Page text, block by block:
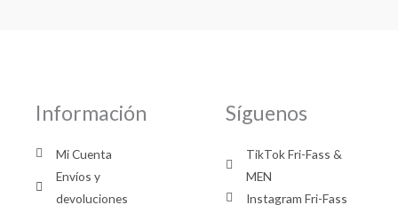
Información
Mi Cuenta
Envíos y
devoluciones
Síguenos
TikTok Fri-Fass &
MEN
Instagram Fri-Fass